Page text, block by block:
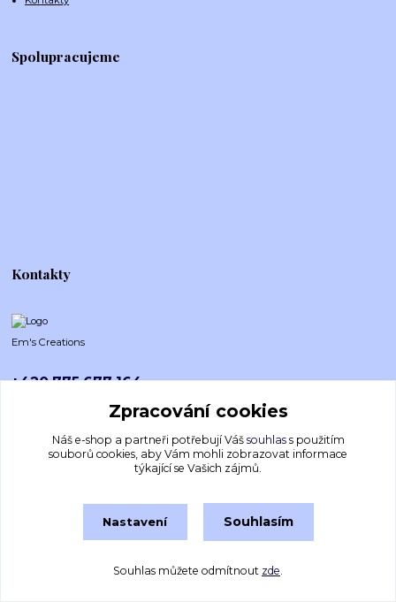
Spolupracujeme
Kontakty
Em's Creations
+420 775 677 164
emscreations.cz@gmail.com
Vytvořeno na Eshop-rychle.cz
Zpracování cookies
Náš e-shop a partneři potřebují Váš souhlass použitím
souborů cookies, aby Vám mohli zobrazovat informace
týkající se Vašich zájmů.
Nastavení Souhlasím
Souhlas můžete odmítnout zde